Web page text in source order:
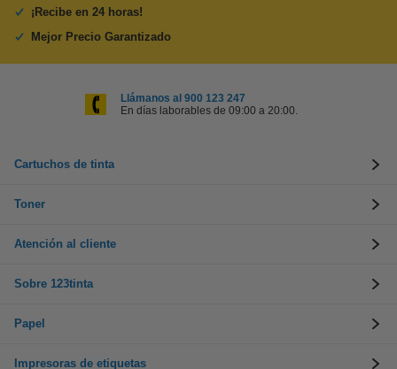
¡Recibe en 24 horas!
Mejor Precio Garantizado
Llámanos al 900 123 247
En días laborables de 09:00 a 20:00.
Cartuchos de tinta
Toner
Atención al cliente
Sobre 123tinta
Papel
Impresoras de etiquetas